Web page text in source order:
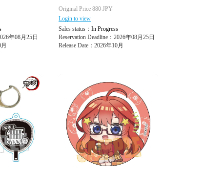
年08月25日
Original Price 880JPY
Login to view
Sales status： In Progress
Reservation Deadline：2026年08月25日
Release Date：2026年10月